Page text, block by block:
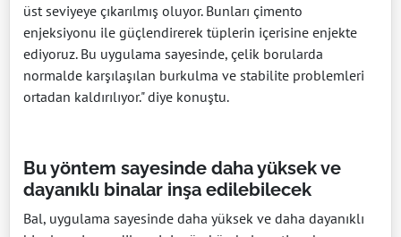
üst seviyeye çıkarılmış oluyor. Bunları çimento
enjeksiyonu ile güçlendirerek tüplerin içerisine enjekte
ediyoruz. Bu uygulama sayesinde, çelik borularda
normalde karşılaşılan burkulma ve stabilite problemleri
ortadan kaldırılıyor." diye konuştu.
Bu yöntem sayesinde daha yüksek ve
dayanıklı binalar inşa edilebilecek
Bal, uygulama sayesinde daha yüksek ve daha dayanıklı